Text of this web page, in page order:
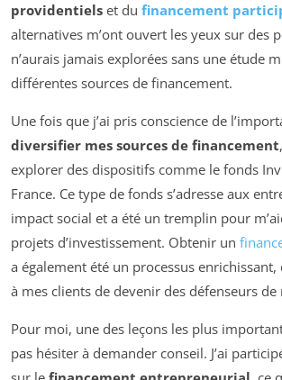
providentiels et du financement
alternatives m’ont ouvert les yeux sur des
n’aurais jamais explorées sans une étude
différentes sources de financement.
Une fois que j’ai pris conscience de
diversifier mes sources de financement
explorer des dispositifs comme le fonds
France. Ce type de fonds s’adresse aux
impact social et a été un tremplin pour
projets d’investissement. Obtenir un
a également été un processus enrichissant,
à mes clients de devenir des défenseurs
Pour moi, une des leçons les plus
pas hésiter à demander conseil. J’ai